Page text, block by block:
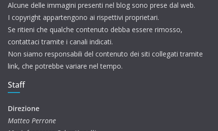
Alcune delle immagini presenti nel blog sono prese dal web.
I copyright appartengono ai rispettivi proprietari.
Se ritieni che qualche contenuto debba essere rimosso,
contattaci tramite i canali indicati.
Non siamo responsabili del contenuto dei siti collegati tramite
link, che potrebbe variare nel tempo.
Staff
Direzione
Matteo Perrone